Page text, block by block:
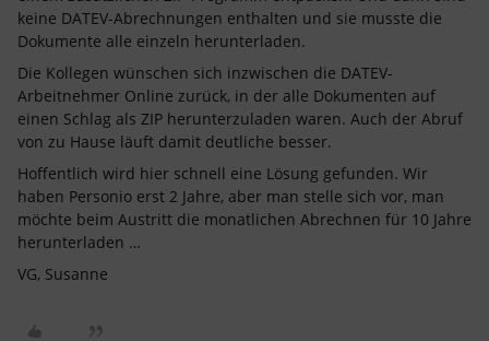
keine DATEV-Abrechnungen enthalten und sie musste die
Dokumente alle einzeln herunterladen.
Die Kollegen wünschen sich inzwischen die DATEV-
Arbeitnehmer Online zurück, in der alle Dokumenten auf
einen Schlag als ZIP herunterzuladen waren. Auch der Abruf
von zu Hause läuft damit deutliche besser.
Hoffentlich wird hier schnell eine Lösung gefunden. Wir
haben Personio erst 2 Jahre, aber man stelle sich vor, man
möchte beim Austritt die monatlichen Abrechnen für 10 Jahre
herunterladen …
VG, Susanne